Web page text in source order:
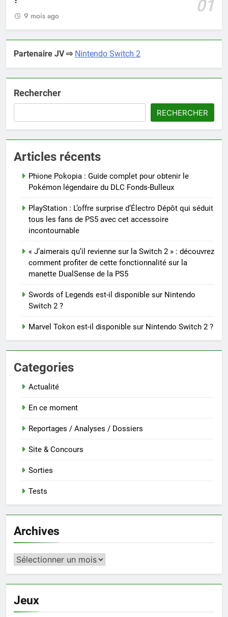
01
9 mois ago
Partenaire JV ⇨ Nintendo Switch 2
Rechercher
RECHERCHER
Articles récents
Phione Pokopia : Guide complet pour obtenir le
Pokémon légendaire du DLC Fonds-Bulleux
PlayStation : L’offre surprise d’Électro Dépôt qui séduit
tous les fans de PS5 avec cet accessoire
incontournable
« J’aimerais qu’il revienne sur la Switch 2 » : découvrez
comment profiter de cette fonctionnalité sur la
manette DualSense de la PS5
Swords of Legends est-il disponible sur Nintendo
Switch 2 ?
Marvel Tokon est-il disponible sur Nintendo Switch 2 ?
Categories
Actualité
En ce moment
Reportages / Analyses / Dossiers
Site & Concours
Sorties
Tests
Archives
Archives
Jeux